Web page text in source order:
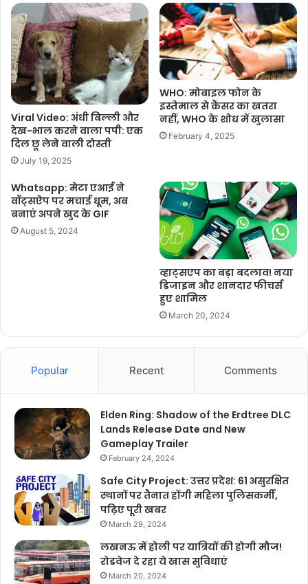
Viral Video: अंधी बिल्ली और
देख-भाल करने वाला पपी: एक
दिल छू लेने वाली दोस्ती
July 19, 2025
WHO: मोबाइल फोन के
इस्तेमाल से कैंसर का खतरा
नहीं, WHO के शोध में खुलासा
February 4, 2025
Whatsapp: मेटा एआई ने
वॉट्सऐप पर मचाई धूम, अब
बनाएं अपने खुद के GIF
August 5, 2024
व्हाट्सएप का बड़ा बदलाव! नया
डिजाइन और शानदार फीचर्स
हुए शामिल
March 20, 2024
Popular Recent Comments
Elden Ring: Shadow of the Erdtree DLC
Lands Release Date and New
Gameplay Trailer
February 24, 2024
Safe City Project: उत्तर प्रदेश: 61 असुरक्षित
स्थानों पर तैनात होंगी महिला पुलिसकर्मी,
पढ़िए पूरी खबर
March 29, 2024
लखनऊ में होली पर यात्रियों की होगी मौज!
रोडवेज दे रहा ये खास सुविधाएं
March 20, 2024